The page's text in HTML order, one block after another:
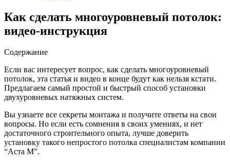
Как сделать многоуровневый потолок:
видео-инструкция
Содержание
Если вас интересует вопрос, как сделать многоуровневый
потолок, эта статья и видео в конце будут как нельзя кстати.
Предлагаем самый простой и быстрый способ установки
двухуровневых натяжных систем.
Вы узнаете все секреты монтажа и получите ответы на свои
вопросы. Но если есть сомнения в своих умениях, и нет
достаточного строительного опыта, лучше доверить
установку такого непростого потолка специалистам компании
“Аста М”.